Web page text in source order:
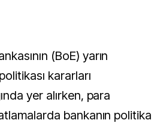
(BoE) yarın
kararları
yer alırken, para
bankanın politika